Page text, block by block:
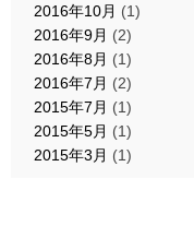
2016年10月 (1)
2016年9月 (2)
2016年8月 (1)
2016年7月 (2)
2015年7月 (1)
2015年5月 (1)
2015年3月 (1)